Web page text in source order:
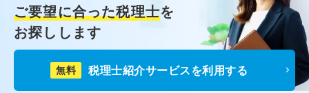
ご要望に合った税理士を
お探しします
無料 税理士紹介サービスを利用する